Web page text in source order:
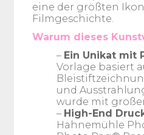
eine der größten
Filmgeschichte.
Warum dieses
– Ein Unikat mit
Vorlage basiert
und
wurde mit
– High-End
Hahnemühle